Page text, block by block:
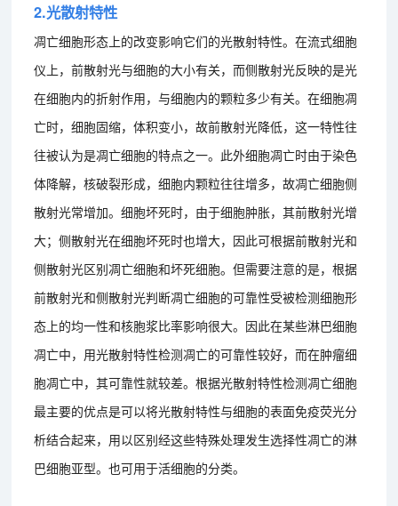
2.光散射特性
凋亡细胞形态上的改变影响它们的光散射特性。在流式细胞
仪上，前散射光与细胞的大小有关，而侧散射光反映的是光
在细胞内的折射作用，与细胞内的颗粒多少有关。在细胞凋
亡时，细胞固缩，体积变小，故前散射光降低，这一特性往
往被认为是凋亡细胞的特点之一。此外细胞凋亡时由于染色
体降解，核破裂形成，细胞内颗粒往往增多，故凋亡细胞侧
散射光常增加。细胞坏死时，由于细胞肿胀，其前散射光增
大；侧散射光在细胞坏死时也增大，因此可根据前散射光和
侧散射光区别凋亡细胞和坏死细胞。但需要注意的是，根据
前散射光和侧散射光判断凋亡细胞的可靠性受被检测细胞形
态上的均一性和核胞浆比率影响很大。因此在某些淋巴细胞
凋亡中，用光散射特性检测凋亡的可靠性较好，而在肿瘤细
胞凋亡中，其可靠性就较差。根据光散射特性检测凋亡细胞
最主要的优点是可以将光散射特性与细胞的表面免疫荧光分
析结合起来，用以区别经这些特殊处理发生选择性凋亡的淋
巴细胞亚型。也可用于活细胞的分类。